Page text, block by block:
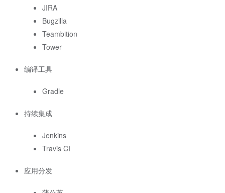
JIRA
Bugzilla
Teambition
Tower
编译工具
Gradle
持续集成
Jenkins
Travis CI
应用分发